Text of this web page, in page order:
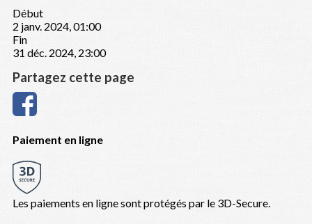
Début
2 janv. 2024, 01:00
Fin
31 déc. 2024, 23:00
Partagez cette page
Paiement en ligne
Les paiements en ligne sont protégés par le 3D-Secure.